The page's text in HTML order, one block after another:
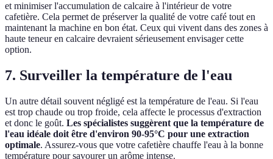
et minimiser l'accumulation de calcaire à l'intérieur de votre
cafetière. Cela permet de préserver la qualité de votre café tout en
maintenant la machine en bon état. Ceux qui vivent dans des zones à
haute teneur en calcaire devraient sérieusement envisager cette
option.
7. Surveiller la température de l'eau
Un autre détail souvent négligé est la température de l'eau. Si l'eau
est trop chaude ou trop froide, cela affecte le processus d'extraction
et donc le goût. Les spécialistes suggèrent que la température de
l'eau idéale doit être d'environ 90-95°C pour une extraction
optimale. Assurez-vous que votre cafetière chauffe l'eau à la bonne
température pour savourer un arôme intense.